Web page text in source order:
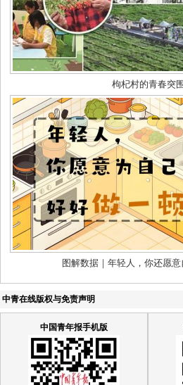
中青在线版权与免责声明
中国青年报手机版